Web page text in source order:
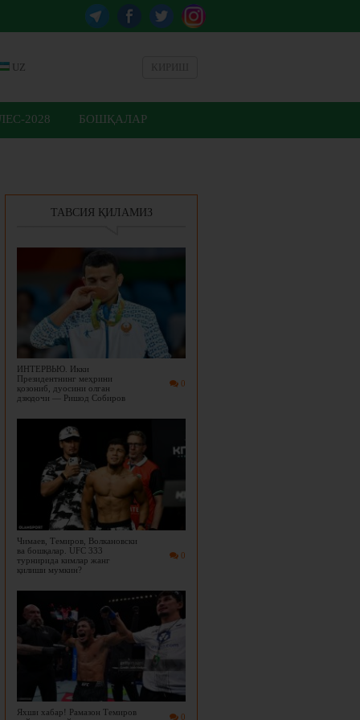
UZ
2028 БОШҚАЛАР
ТАВСИЯ ҚИЛАМИЗ
0
ИНТЕРВЬЮ. Икки
Президентнинг меҳрини
қозониб, дуосини олган
дзюдочи — Ришод Собиров
0
Чимаев, Темиров, Волкановски
ва бошқалар. UFC 333
турнирида кимлар жанг
қилиши мумкин?
0
Яхши хабар! Рамазон Темиров